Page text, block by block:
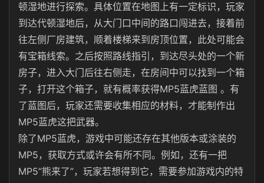
顿湿地进行探索。具体位置在地图上有一定标识，玩家
到达代顿湿地后，从大门口中间的路口闯进去，接着前
往左侧厂房建筑，顺着楼梯来到房顶位置，此处可能会
有宝箱线索。之后按照路线指引，到达尽头处的一个新
房子，进入大门后往右侧走，在房间中可以找到一个箱
子，打开这个箱子，就有概率获得MP5蓝虎蓝图 。有
了蓝图后，玩家还需要收集相应的材料，才能制作出
MP5蓝虎这把武器。
除了MP5蓝虎，游戏中可能还存在其他版本或涂装的
MP5，获取方式或许会有所不同。例如，还有一把
MP5“熊来了”，玩家若想得到它，需要参加游戏内的特